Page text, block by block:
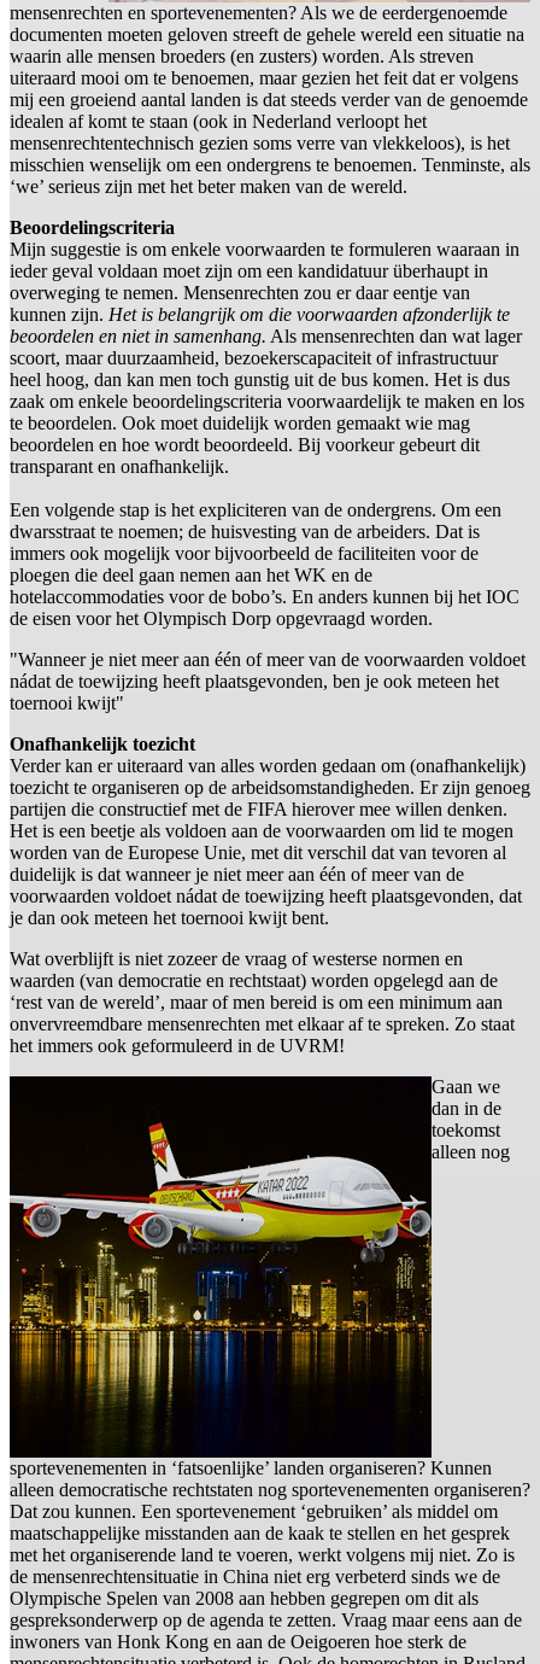
mensenrechten en sportevenementen? Als we de eerdergenoemde
documenten moeten geloven streeft de gehele wereld een situatie na
waarin alle mensen broeders (en zusters) worden. Als streven
uiteraard mooi om te benoemen, maar gezien het feit dat er volgens
mij een groeiend aantal landen is dat steeds verder van de genoemde
idealen af komt te staan (ook in Nederland verloopt het
mensenrechtentechnisch gezien soms verre van vlekkeloos), is het
misschien wenselijk om een ondergrens te benoemen. Tenminste, als
‘we’ serieus zijn met het beter maken van de wereld.
Beoordelingscriteria
Mijn suggestie is om enkele voorwaarden te formuleren waaraan in
ieder geval voldaan moet zijn om een kandidatuur überhaupt in
overweging te nemen. Mensenrechten zou er daar eentje van
kunnen zijn. Het is belangrijk om die voorwaarden afzonderlijk te
beoordelen en niet in samenhang. Als mensenrechten dan wat lager
scoort, maar duurzaamheid, bezoekerscapaciteit of infrastructuur
heel hoog, dan kan men toch gunstig uit de bus komen. Het is dus
zaak om enkele beoordelingscriteria voorwaardelijk te maken en los
te beoordelen. Ook moet duidelijk worden gemaakt wie mag
beoordelen en hoe wordt beoordeeld. Bij voorkeur gebeurt dit
transparant en onafhankelijk.
Een volgende stap is het expliciteren van de ondergrens. Om een
dwarsstraat te noemen; de huisvesting van de arbeiders. Dat is
immers ook mogelijk voor bijvoorbeeld de faciliteiten voor de
ploegen die deel gaan nemen aan het WK en de
hotelaccommodaties voor de bobo’s. En anders kunnen bij het IOC
de eisen voor het Olympisch Dorp opgevraagd worden.
"Wanneer je niet meer aan één of meer van de voorwaarden voldoet
nádat de toewijzing heeft plaatsgevonden, ben je ook meteen het
toernooi kwijt"
Onafhankelijk toezicht
Verder kan er uiteraard van alles worden gedaan om (onafhankelijk)
toezicht te organiseren op de arbeidsomstandigheden. Er zijn genoeg
partijen die constructief met de FIFA hierover mee willen denken.
Het is een beetje als voldoen aan de voorwaarden om lid te mogen
worden van de Europese Unie, met dit verschil dat van tevoren al
duidelijk is dat wanneer je niet meer aan één of meer van de
voorwaarden voldoet nádat de toewijzing heeft plaatsgevonden, dat
je dan ook meteen het toernooi kwijt bent.
Wat overblijft is niet zozeer de vraag of westerse normen en
waarden (van democratie en rechtstaat) worden opgelegd aan de
‘rest van de wereld’, maar of men bereid is om een minimum aan
onvervreemdbare mensenrechten met elkaar af te spreken. Zo staat
het immers ook geformuleerd in de UVRM!
Gaan we
dan in de
toekomst
alleen nog
sportevenementen in ‘fatsoenlijke’ landen organiseren? Kunnen
alleen democratische rechtstaten nog sportevenementen organiseren?
Dat zou kunnen. Een sportevenement ‘gebruiken’ als middel om
maatschappelijke misstanden aan de kaak te stellen en het gesprek
met het organiserende land te voeren, werkt volgens mij niet. Zo is
de mensenrechtensituatie in China niet erg verbeterd sinds we de
Olympische Spelen van 2008 aan hebben gegrepen om dit als
gespreksonderwerp op de agenda te zetten. Vraag maar eens aan de
inwoners van Honk Kong en aan de Oeigoeren hoe sterk de